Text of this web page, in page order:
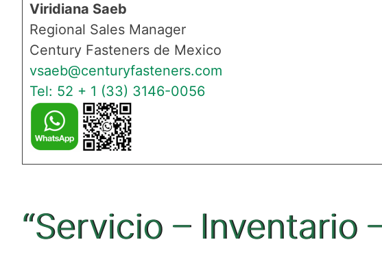
Viridiana Saeb
Regional Sales Manager
Century Fasteners de Mexico
vsaeb@centuryfasteners.com
Tel: 52 + 1 (33) 3146-0056
“Servicio – Inventario